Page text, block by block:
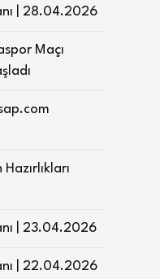
| 28.04.2026
Maçı
| 23.04.2026
| 22.04.2026